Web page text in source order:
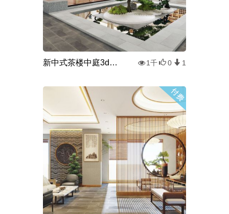
新中式茶楼中庭3d模型 1千 0 1